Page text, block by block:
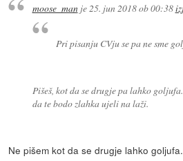
moose_manje 25. jun 2018 ob 00:38
Pri pisanju CVju se pa ne sme
Pišeš, kot da se drugje pa lahko
da te bodo zlahka ujeli na laži.
Ne pišem kot da se drugje lahko